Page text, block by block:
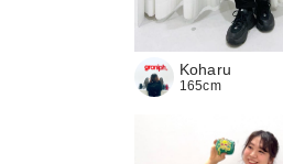
Koharu
165cm